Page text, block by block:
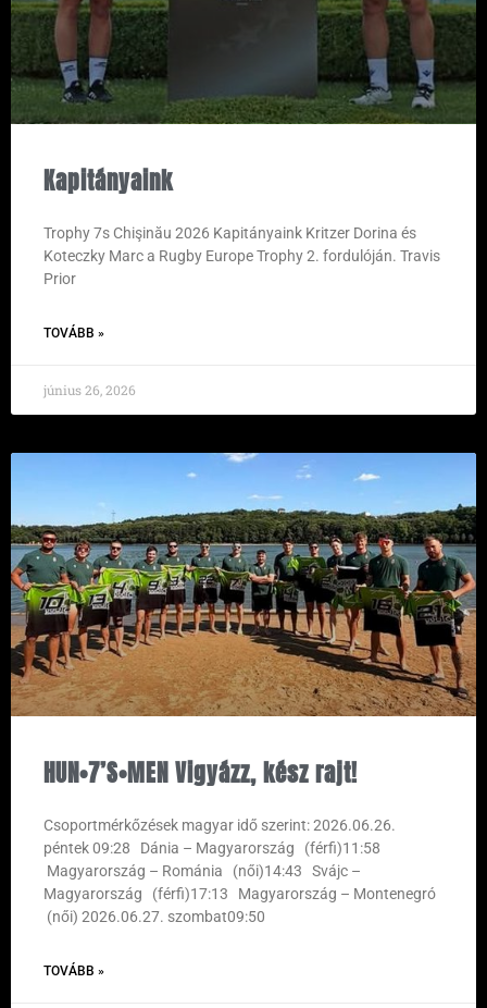
Kapitányaink
Trophy 7s Chişinău 2026 Kapitányaink Kritzer Dorina és
Koteczky Marc a Rugby Europe Trophy 2. fordulóján. Travis
Prior
TOVÁBB »
június 26, 2026
HUN•7’S•MEN Vigyázz, kész rajt!
Csoportmérkőzések magyar idő szerint: 2026.06.26.
péntek 09:28 Dánia – Magyarország (férfi)11:58
Magyarország – Románia (női)14:43 Svájc –
Magyarország (férfi)17:13 Magyarország – Montenegró
(női) 2026.06.27. szombat09:50
TOVÁBB »